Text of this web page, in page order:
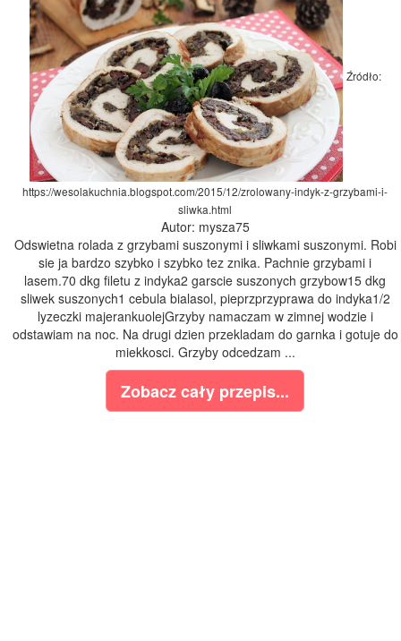
Źródło:
https://wesolakuchnia.blogspot.com/2015/12/zrolowany-indyk-z-grzybami-i-
sliwka.html
Autor: mysza75
Odswietna rolada z grzybami suszonymi i sliwkami suszonymi. Robi
sie ja bardzo szybko i szybko tez znika. Pachnie grzybami i
lasem.70 dkg filetu z indyka2 garscie suszonych grzybow15 dkg
sliwek suszonych1 cebula bialasol, pieprzprzyprawa do indyka1/2
lyzeczki majerankuolejGrzyby namaczam w zimnej wodzie i
odstawiam na noc. Na drugi dzien przekladam do garnka i gotuje do
miekkosci. Grzyby odcedzam ...
Zobacz cały przepis...